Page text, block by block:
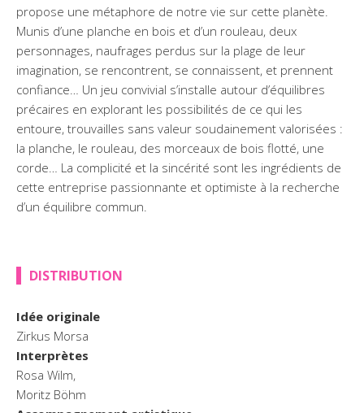
propose une métaphore de notre vie sur cette planète.
Munis d’une planche en bois et d’un rouleau, deux
personnages, naufrages perdus sur la plage de leur
imagination, se rencontrent, se connaissent, et prennent
confiance… Un jeu convivial s’installe autour d’équilibres
précaires en explorant les possibilités de ce qui les
entoure, trouvailles sans valeur soudainement valorisées :
la planche, le rouleau, des morceaux de bois flotté, une
corde… La complicité et la sincérité sont les ingrédients de
cette entreprise passionnante et optimiste à la recherche
d’un équilibre commun.
DISTRIBUTION
Idée originale
Zirkus Morsa
Interprètes
Rosa Wilm,
Moritz Böhm